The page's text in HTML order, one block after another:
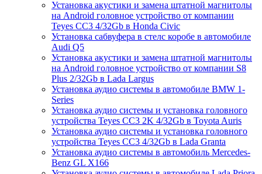
Установка акустики и замена штатной магнитолы
на Android головное устройство от компании
Teyes CC3 4/32Gb в Honda Civic
Установка сабвуфера в стелс коробе в автомобиле
Audi Q5
Установка акустики и замена штатной магнитолы
на Android головное устройство от компании S8
Plus 2/32Gb в Lada Largus
Установка аудио системы в автомобиле BMW 1-
Series
Установка аудио системы и установка головного
устройства Teyes CC3 2K 4/32Gb в Toyota Auris
Установка аудио системы и установка головного
устройства Teyes CC3 4/32Gb в Lada Granta
Установка аудио системы в автомобиль Mercedes-
Benz GL X166